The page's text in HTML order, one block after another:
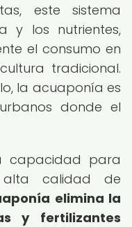
este sistema
y los nutrientes,
el consumo en
tradicional.
la acuaponía es
donde el
capacidad para
alta calidad de
elimina la
y fertilizantes